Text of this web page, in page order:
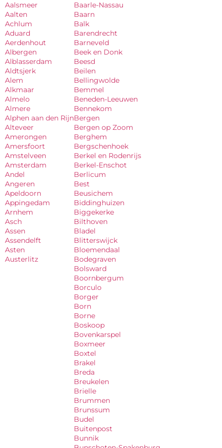
Aalsmeer
Aalten
Achlum
Aduard
Aerdenhout
Albergen
Alblasserdam
Aldtsjerk
Alem
Alkmaar
Almelo
Almere
Alphen aan den Rijn
Alteveer
Amerongen
Amersfoort
Amstelveen
Amsterdam
Andel
Angeren
Apeldoorn
Appingedam
Arnhem
Asch
Assen
Assendelft
Asten
Austerlitz
Baarle-Nassau
Baarn
Balk
Barendrecht
Barneveld
Beek en Donk
Beesd
Beilen
Bellingwolde
Bemmel
Beneden-Leeuwen
Bennekom
Bergen
Bergen op Zoom
Berghem
Bergschenhoek
Berkel en Rodenrijs
Berkel-Enschot
Berlicum
Best
Beusichem
Biddinghuizen
Biggekerke
Bilthoven
Bladel
Blitterswijck
Bloemendaal
Bodegraven
Bolsward
Boornbergum
Borculo
Borger
Born
Borne
Boskoop
Bovenkarspel
Boxmeer
Boxtel
Brakel
Breda
Breukelen
Brielle
Brummen
Brunssum
Budel
Buitenpost
Bunnik